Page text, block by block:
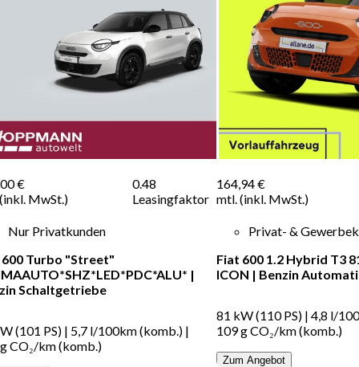
€
MwSt.)
0.48
Leasingfaktor
Nur Privatkunden
Turbo "Street"
|
Schaltgetriebe
(101 PS) | 5,7 l/100km (komb.) |
CO₂/km (komb.)
164,94 €
mtl. (inkl. MwSt.)
Privat- &
Fiat 600 1.2 Hybrid T3
ICON | Benzin
81 kW (110 PS) | 4,8 l/
109 g CO₂/km (komb.)
Zum Angebot